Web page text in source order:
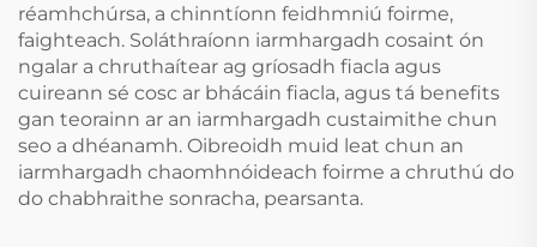
réamhchúrsa, a chinntíonn feidhmniú foirme,
faighteach. Soláthraíonn iarmhargadh cosaint ón
ngalar a chruthaítear ag gríosadh fiacla agus
cuireann sé cosc ar bhácáin fiacla, agus tá benefits
gan teorainn ar an iarmhargadh custaimithe chun
seo a dhéanamh. Oibreoidh muid leat chun an
iarmhargadh chaomhnóideach foirme a chruthú do
do chabhraithe sonracha, pearsanta.